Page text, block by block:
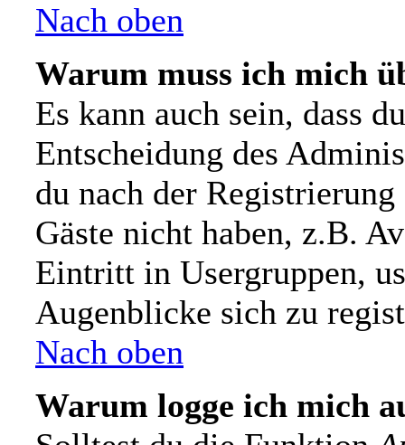
Nach oben
Warum muss ich mich
Es kann auch sein, dass
Entscheidung des
du nach der
Gäste nicht haben, z.B.
Eintritt in Usergruppen,
Augenblicke sich zu
Nach oben
Warum logge ich mich